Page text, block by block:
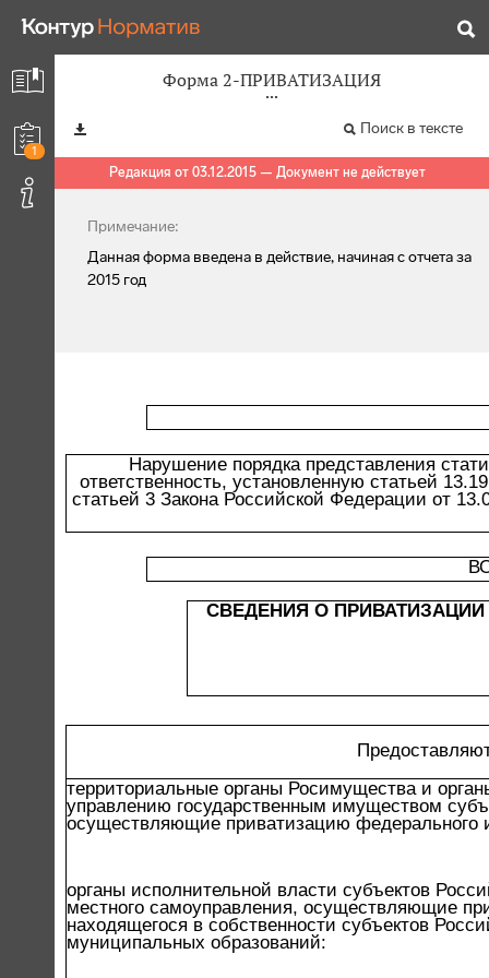
1
Форма 2-ПРИВАТИЗАЦИЯ
Поиск в тексте
Редакция от 03.12.2015 — Документ не действует
Примечание:
Данная форма введена в действие, начиная с отчета за
2015 год
Нарушение порядка представления
ответственность, установленную статьей
статьей 3 Закона Российской Федерации от
СВЕДЕНИЯ О
территориальные органы Росимущества и
управлению государственным имуществом
осуществляющие приватизацию федерального
органы исполнительной власти субъектов
местного самоуправления, осуществляющие
находящегося в собственности субъектов
муниципальных образований: